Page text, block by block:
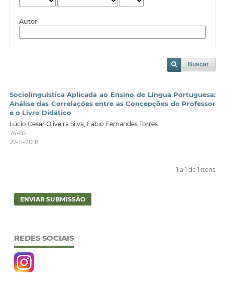
Autor
Buscar
Sociolinguística Aplicada ao Ensino de Língua Portuguesa:
Análise das Correlações entre as Concepções do Professor
e o Livro Didático
Lúcio Cesar Oliveira Silva, Fábio Fernandes Torres
74-82
27-11-2018
1 a 1 de 1 itens
ENVIAR SUBMISSÃO
REDES SOCIAIS